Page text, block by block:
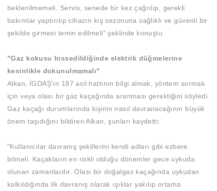
beklenilmemeli. Servis, senede bir kez çağrılıp, gerekli
bakımlar yaptırılıp cihazın kış sezonuna sağlıklı ve güvenli bir
şekilde girmesi temin edilmeli" şeklinde konuştu.
"Gaz kokusu hissedildiğinde elektrik düğmelerine
kesinlikle dokunulmamalı"
Alkan, İGDAŞ'ın 187 acil hattının bilgi almak, yöntem sormak
için veya olası bir gaz kaçağında aranması gerektiğini söyledi.
Gaz kaçağı durumlarında kişinin nasıl davranacağının büyük
önem taşıdığını bildiren Alkan, şunları kaydetti:
"Kullanıcılar davranış şekillerini kendi adları gibi ezbere
bilmeli. Kaçakların en riskli olduğu dönemler gece uykuda
olunan zamanlardır. Olası bir doğalgaz kaçağında uykudan
kalkıldığında ilk davranış olarak ışıklar yakılıp ortama